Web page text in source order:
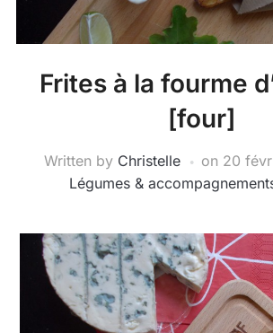
Frites à la fourme
[four]
Written by Christelle on 20
Légumes &